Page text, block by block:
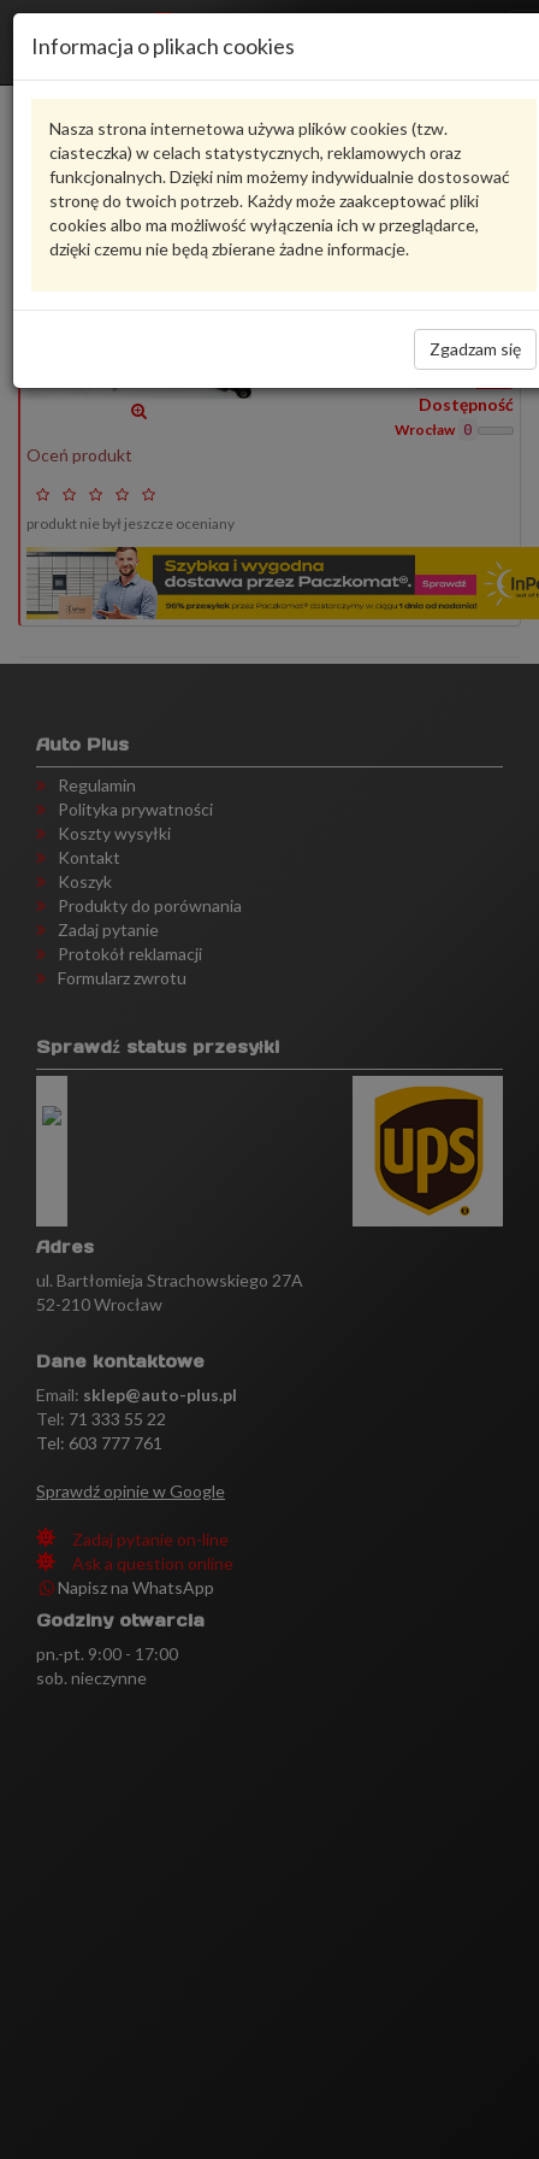
Informacja o plikach cookies
Nasza strona internetowa używa plików cookies (tzw.
ciasteczka) w celach statystycznych, reklamowych oraz
funkcjonalnych. Dzięki nim możemy indywidualnie dostosować
stronę do twoich potrzeb. Każdy może zaakceptować pliki
cookies albo ma możliwość wyłączenia ich w przeglądarce,
dzięki czemu nie będą zbierane żadne informacje.
Zgadzam się
Produkty 1
Pokaż pełny opis Zadaj pytanie o produkt
DSF137GDENCKERMANN
122,00 zł
Wprowadź
ilość
Dostępność
Wrocław 0
Oceń produkt
produkt nie był jeszcze oceniany
Auto Plus
Regulamin
Polityka prywatności
Koszty wysyłki
Kontakt
Koszyk
Produkty do porównania
Zadaj pytanie
Protokół reklamacji
Formularz zwrotu
Sprawdź status przesyłki
Adres
ul. Bartłomieja Strachowskiego 27A
52-210 Wrocław
Dane kontaktowe
Email: sklep@auto-plus.pl
Tel: 71 333 55 22
Tel: 603 777 761
Sprawdź opinie w Google
Zadaj pytanie on-line
Ask a question online
Napisz na WhatsApp
Godziny otwarcia
pn.-pt. 9:00 - 17:00
sob. nieczynne